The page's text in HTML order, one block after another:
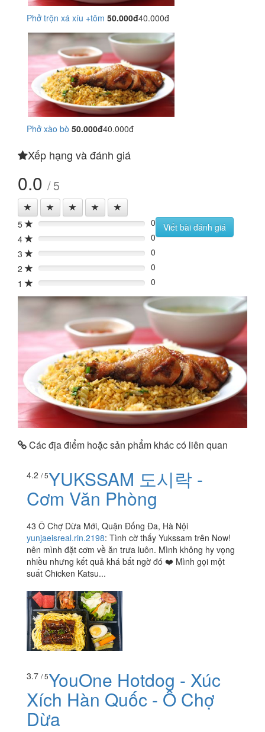
Phở trộn xá xíu +tôm 50.000đ40.000đ
Phở xào bò 50.000đ40.000đ
Xếp hạng và đánh giá
0.0 / 5
5 0%
0
4
0%
0
3
0%
0
2
0%
0
1
0% 0
Viết bài đánh giá
Các địa điểm hoặc sản phẩm khác có liên quan
4.2 / 5YUKSSAM 도시락 -
Cơm Văn Phòng
43 Ô Chợ Dừa Mới, Quận Đống Đa, Hà Nội
yunjaeisreal.rin.2198: Tình cờ thấy Yukssam trên Now!
nên mình đặt cơm về ăn trưa luôn. Mình không hy vọng
nhiều nhưng kết quả khá bất ngờ đó ❤️ Mình gọi một
suất Chicken Katsu...
3.7 / 5YouOne Hotdog - Xúc
Xích Hàn Quốc - Ô Chợ
Dừa